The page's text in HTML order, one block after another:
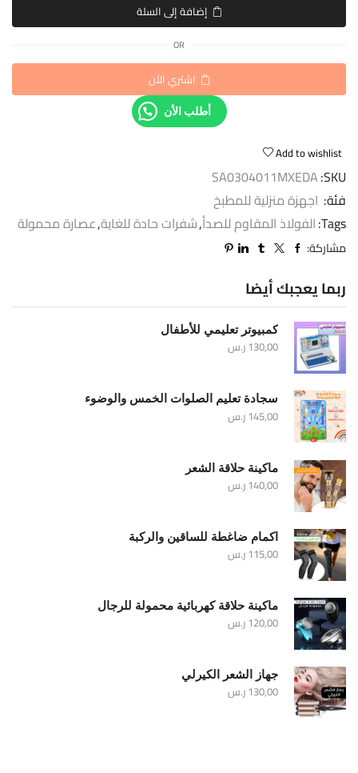
إضافة إلى السلة
OR
اشتري الآن
أطلب الأن
Add to wishlist
SKU:
SA0304011MXEDA
فئة: اجهزة منزلية للمطبخ
Tags: الفولاذ المقاوم للصدأ,شفرات حادة للغاية,عصارة محمولة
مشاركة:
ربما يعجبك أيضا
كمبيوتر تعليمي للأطفال
130,00ر.س
سجادة تعليم الصلوات الخمس والوضوء
145,00ر.س
ماكينة حلاقة الشعر
140,00ر.س
اكمام ضاغطة للساقين والركبة
115,00ر.س
ماكينة حلاقة كهربائية محمولة للرجال
120,00ر.س
جهاز الشعر الكيرلي
130,00ر.س